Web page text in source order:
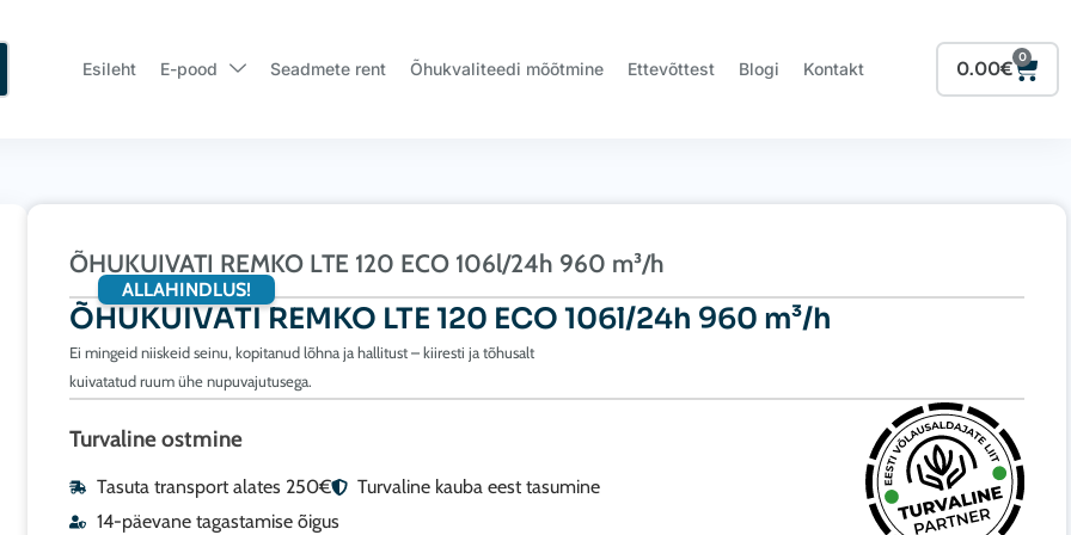
Esileht E-pood Seadmete rent Õhukvaliteedi mõõtmine Ettevõttest Blogi Kontakt 0.00€
0
Cart
ALLAHINDLUS!
ÕHUKUIVATI REMKO LTE 120 ECO 106l/24h 960 m³/h
ÕHUKUIVATI REMKO LTE 120 ECO 106l/24h 960 m³/h
Ei mingeid niiskeid seinu, kopitanud lõhna ja hallitust – kiiresti ja tõhusalt
kuivatatud ruum ühe nupuvajutusega.
Turvaline ostmine
Tasuta transport alates 250€
Turvaline kauba eest tasumine
14-päevane tagastamise õigus